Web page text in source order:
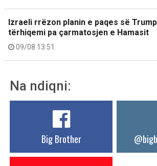
Izraeli rrëzon planin e paqes së
tërhiqemi pa çarmatosjen e Hamasit
09/08 13:51
Na ndiqni:
Big Brother